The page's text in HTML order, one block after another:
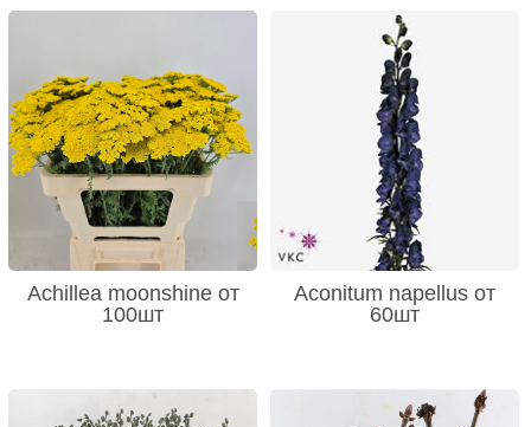
Achillea moonshine от
100шт
Aconitum napellus от
60шт